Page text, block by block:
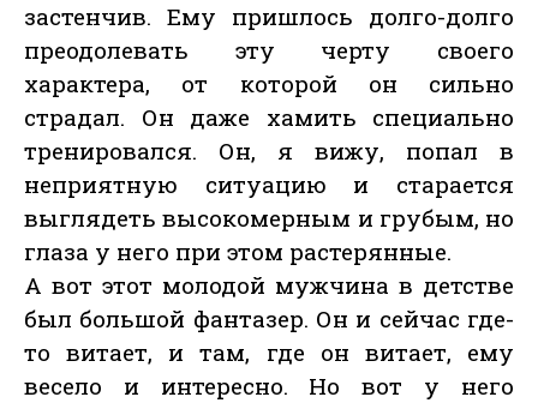
застенчив. Ему пришлось долго-долго
преодолевать эту черту своего
характера, от которой он сильно
страдал. Он даже хамить специально
тренировался. Он, я вижу, попал в
неприятную ситуацию и старается
выглядеть высокомерным и грубым, но
глаза у него при этом растерянные.
А вот этот молодой мужчина в детстве
был большой фантазер. Он и сейчас где-
то витает, и там, где он витает, ему
весело и интересно. Но вот у него